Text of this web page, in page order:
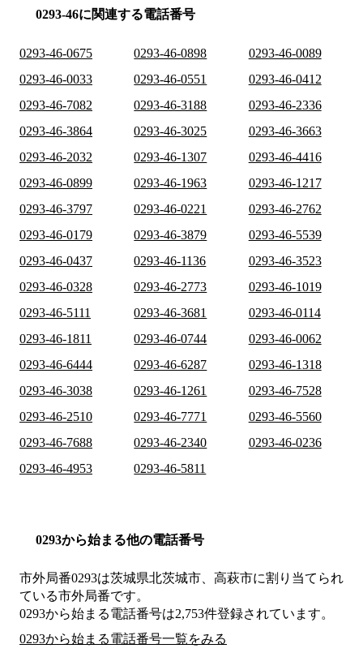
0293-46に関連する電話番号
0293-46-0675 0293-46-0898
0293-46-0089
0293-46-0033
0293-46-0551
0293-46-0412
0293-46-7082
0293-46-3188
0293-46-2336
0293-46-3864
0293-46-3025
0293-46-3663
0293-46-2032
0293-46-1307
0293-46-4416
0293-46-0899
0293-46-1963
0293-46-1217
0293-46-3797
0293-46-0221
0293-46-2762
0293-46-0179
0293-46-3879
0293-46-5539
0293-46-0437
0293-46-1136
0293-46-3523
0293-46-0328
0293-46-2773
0293-46-1019
0293-46-5111
0293-46-3681
0293-46-0114
0293-46-1811
0293-46-0744
0293-46-0062
0293-46-6444
0293-46-6287
0293-46-1318
0293-46-3038
0293-46-1261
0293-46-7528
0293-46-2510
0293-46-7771
0293-46-5560
0293-46-7688
0293-46-2340
0293-46-0236
0293-46-4953
0293-46-5811
0293から始まる他の電話番号
市外局番0293は茨城県北茨城市、高萩市に割り当てられ
ている市外局番です。
0293から始まる電話番号は2,753件登録されています。
0293から始まる電話番号一覧をみる